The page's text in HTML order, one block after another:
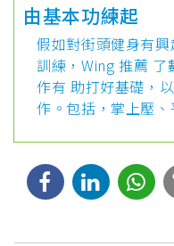
由基本功練起
假如對街頭健身有
訓練，Wing 推薦
作有 助打好基礎，
作。包括，掌上壓